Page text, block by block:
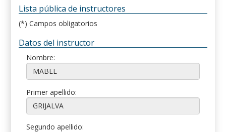
Lista pública de instructores
(*) Campos obligatorios
Datos del instructor
Nombre:
Primer apellido:
Segundo apellido: